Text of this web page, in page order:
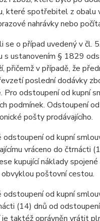
které spotřebitel z obalu
nahrávky nebo
o případ uvedený v čl.
s ustanovením § 1829
přičemž v případě, že
poslední dodávky
Pro odstoupení od kupní
podmínek. Odstoupení
pošty prodávajícího.
od kupní
vráceno do čtrnácti
kupující náklady
poštovní cestou.
od kupní
(14) dnů od
je taktéž oprávněn vrátit